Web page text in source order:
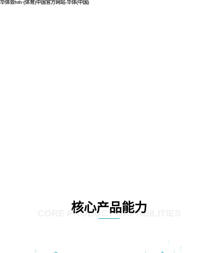
华体会hth·(体育)中国官方网站-华体(中国)
核心产品能力
CORE PRODUCT CAPABILITIES